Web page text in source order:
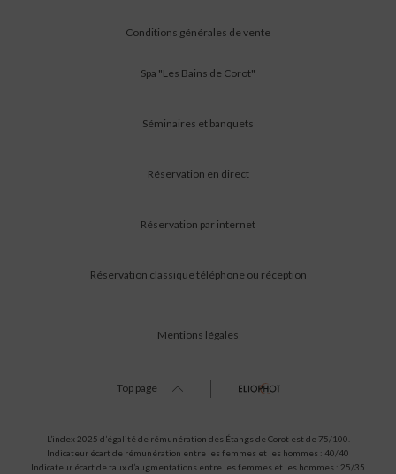
Conditions générales de vente
Spa "Les Bains de Corot"
Séminaires et banquets
Réservation en direct
Réservation par internet
Réservation classique téléphone ou réception
Mentions légales
Top page
L’index 2025 d’égalité de rémunération des Étangs de Corot est de 75/100.
Indicateur écart de rémunération entre les femmes et les hommes : 40/40
Indicateur écart de taux d’augmentations entre les femmes et les hommes : 25/35